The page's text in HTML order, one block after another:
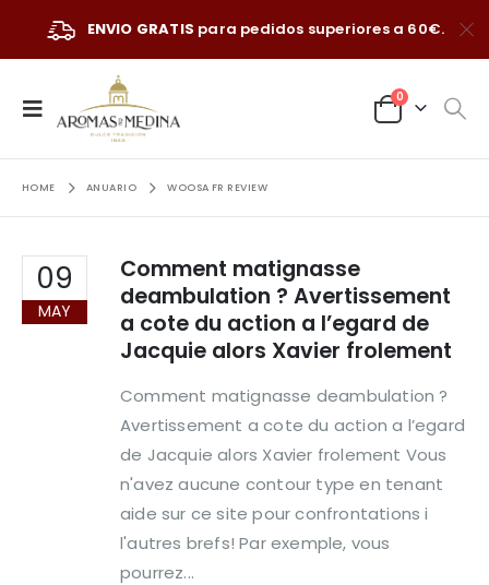
ENVIO GRATIS para pedidos superiores a 60€.
0
HOME ANUARIO WOOSA FR REVIEW
09
MAY
Comment matignasse
deambulation ? Avertissement
a cote du action a l’egard de
Jacquie alors Xavier frolement
Comment matignasse deambulation ?
Avertissement a cote du action a l’egard
de Jacquie alors Xavier frolement Vous
n'avez aucune contour type en tenant
aide sur ce site pour confrontations i
l'autres brefs! Par exemple, vous
pourrez...